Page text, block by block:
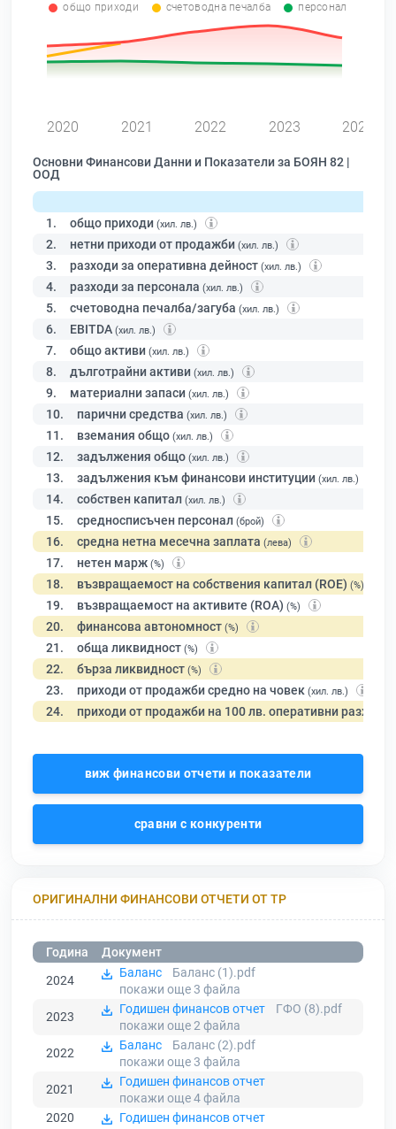
общо приходи счетоводна печалба персонал
2020 2021 2022 2023 2024
Основни Финансови Данни и Показатели за БОЯН 82 |
ООД
1. общо приходи (хил. лв.)
2. нетни приходи от продажби (хил. лв.)
3. разходи за оперативна дейност (хил. лв.)
4. разходи за персонала (хил. лв.)
5. счетоводна печалба/загуба (хил. лв.)
6. EBITDA (хил. лв.)
7. общо активи (хил. лв.)
8. дълготрайни активи (хил. лв.)
9. материални запаси (хил. лв.)
10. парични средства (хил. лв.)
11. вземания общо (хил. лв.)
12. задължения общо (хил. лв.)
13. задължения към финансови институции (хил. лв.)
14. собствен капитал (хил. лв.)
15. средносписъчен персонал (брой)
16. средна нетна месечна заплата (лева)
17. нетен марж (%)
18. възвращаемост на собствения капитал (ROE) (%)
19. възвращаемост на активите (ROA) (%)
20. финансова автономност (%)
21. обща ликвидност (%)
22. бърза ликвидност (%)
23. приходи от продажби средно на човек (хил. лв.)
24. приходи от продажби на 100 лв. оперативни разходи
виж финансови отчети и показатели
сравни с конкуренти
ОРИГИНАЛНИ ФИНАНСОВИ ОТЧЕТИ ОТ ТР
Година
Документ
2024
Баланс
Баланс (1).pdf
покажи още 3 файла
2023
Годишен финансов отчет
ГФО (8).pdf
покажи още 2файла
2022
Баланс
Баланс (2).pdf
покажи още 3 файла
2021
Годишен финансов отчет
покажи още 4файла
2020
Годишен финансов отчет